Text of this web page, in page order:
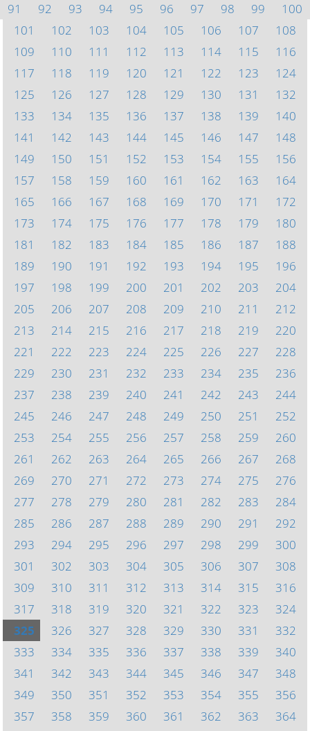
91
92 93 94 95 96 97 98 99
100
101
102 103 104 105 106 107
108
109
110 111 112 113 114 115
116
117
118 119 120 121 122 123
124
125
126 127 128 129 130 131
132
133
134 135 136 137 138 139
140
141
142 143 144 145 146 147
148
149
150 151 152 153 154 155
156
157
158 159 160 161 162 163
164
165
166 167 168 169 170 171
172
173
174 175 176 177 178 179
180
181
182 183 184 185 186 187
188
189
190 191 192 193 194 195
196
197
198 199 200 201 202 203
204
205
206 207 208 209 210 211
212
213
214 215 216 217 218 219
220
221
222 223 224 225 226 227
228
229
230 231 232 233 234 235
236
237
238 239 240 241 242 243
244
245
246 247 248 249 250 251
252
253
254 255 256 257 258 259
260
261
262 263 264 265 266 267
268
269
270 271 272 273 274 275
276
277
278 279 280 281 282 283
284
285
286 287 288 289 290 291
292
293
294 295 296 297 298 299
300
301
302 303 304 305 306 307
308
309
310 311 312 313 314 315
316
317
318 319 320 321 322 323
324
325
326 327 328 329 330 331
332
333
334 335 336 337 338 339
340
341
342 343 344 345 346 347
348
349
350 351 352 353 354 355
356
357
358 359 360 361 362 363
364